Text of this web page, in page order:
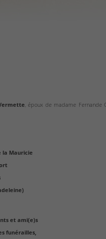
, époux de madame Fernande
la Mauricie
et ami(e)s
funérailles,